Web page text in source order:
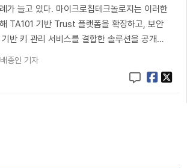
가 늘고 있다. 마이크로칩테크놀로지는 이러한
TA101 기반 Trust 플랫폼을 확장하고, 보안
반 키 관리 서비스를 결합한 솔루션을 공개…
배종인 기자